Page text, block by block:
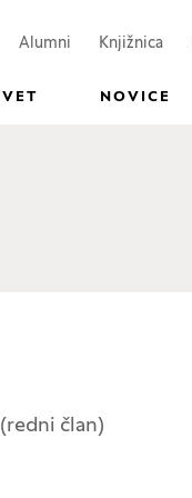
oknu)
se v novem oknu)
Alumni Knjižnica
NOVICE
član)